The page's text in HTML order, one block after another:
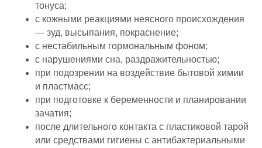
тонуса;
с кожными реакциями неясного происхождения
— зуд, высыпания, покраснение;
с нестабильным гормональным фоном;
с нарушениями сна, раздражительностью;
при подозрении на воздействие бытовой химии
и пластмасс;
при подготовке к беременности и планировании
зачатия;
после длительного контакта с пластиковой тарой
или средствами гигиены с антибактериальными